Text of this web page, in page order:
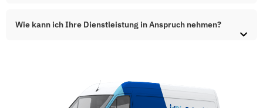
Wie kann ich Ihre Dienstleistung in Anspruch nehmen?